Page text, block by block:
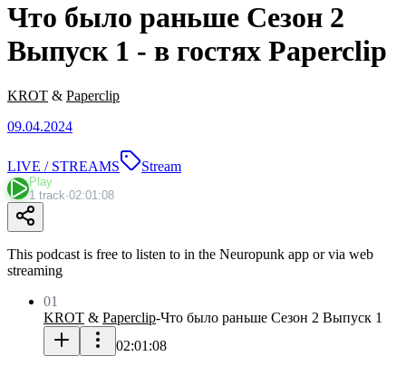
Что было раньше Сезон 2
Выпуск 1 - в гостях Paperclip
KROT & Paperclip
09.04.2024
LIVE / STREAMS Stream
Play
1 track·02:01:08
This podcast is free to listen to in the Neuropunk app or via web
streaming
01
KROT & Paperclip-Что было раньше Сезон 2 Выпуск 1
02:01:08